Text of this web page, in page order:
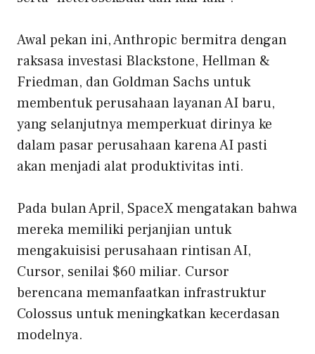
Awal pekan ini, Anthropic bermitra dengan
raksasa investasi Blackstone, Hellman &
Friedman, dan Goldman Sachs untuk
membentuk perusahaan layanan AI baru,
yang selanjutnya memperkuat dirinya ke
dalam pasar perusahaan karena AI pasti
akan menjadi alat produktivitas inti.
Pada bulan April, SpaceX mengatakan bahwa
mereka memiliki perjanjian untuk
mengakuisisi perusahaan rintisan AI,
Cursor, senilai $60 miliar. Cursor
berencana memanfaatkan infrastruktur
Colossus untuk meningkatkan kecerdasan
modelnya.